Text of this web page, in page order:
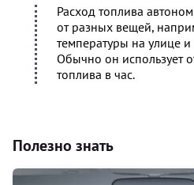
Расход топлива
от разных вещей,
температуры на улице
Обычно он использует
топлива в час.
Полезно знать